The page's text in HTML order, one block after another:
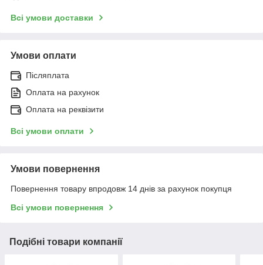
Всі умови доставки
Умови оплати
Післяплата
Оплата на рахунок
Оплата на реквізити
Всі умови оплати
Умови повернення
Повернення товару впродовж 14 днів за рахунок покупця
Всі умови повернення
Подібні товари компанії